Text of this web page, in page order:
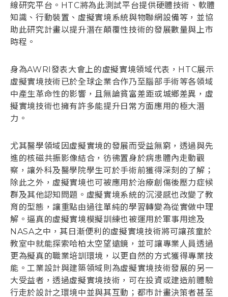
線研究平台。HTC將為此測試平台提供硬體技術、軟體
知識、行動裝置、虛擬實境系統與物聯網設備等，並協
助此研究計畫以提升潛在顛覆性技術的發展數量與上市
時程。
身為AWRI發表大會上的虛擬實境領域代表，HTC展示
虛擬實境技術已於全球企業合作乃至腦部手術等各領域
中產生革命性的影響，且無論貧富差距或城鄉差異，虛
擬實境技術也擁有許多能提升日常方面應用的極大潛
力。
尤其醫學領域因虛擬實境的發展而受益無窮，透過與先
進的核磁共振影像結合，彷彿置身於病患體內走動觀
察，讓外科及醫學院學生可於手術前獲得深刻的了解；
除此之外，虛擬實境也可被應用於治療創傷後壓力症候
群及其他認知問題。虛擬實境系統的沉浸感也改變了教
育的型態，讓重點由過往單純的學習轉變為從實做中理
解。逼真的虛擬實境模擬訓練也被運用於軍事用途及
NASA之中，其日漸便利的虛擬實境技術將可讓孩童於
教室中就能探索哈柏太空望遠鏡，並可讓專業人員透過
更為擬真的職業培訓環境，以更自然的方式獲得專業技
能。工業設計與建築領域則為虛擬實境技術發展的另一
大受益者，透過虛擬實境技術，可在投資或建造前體驗
行走於設計之環境中並與其互動；都市計畫決策者甚至